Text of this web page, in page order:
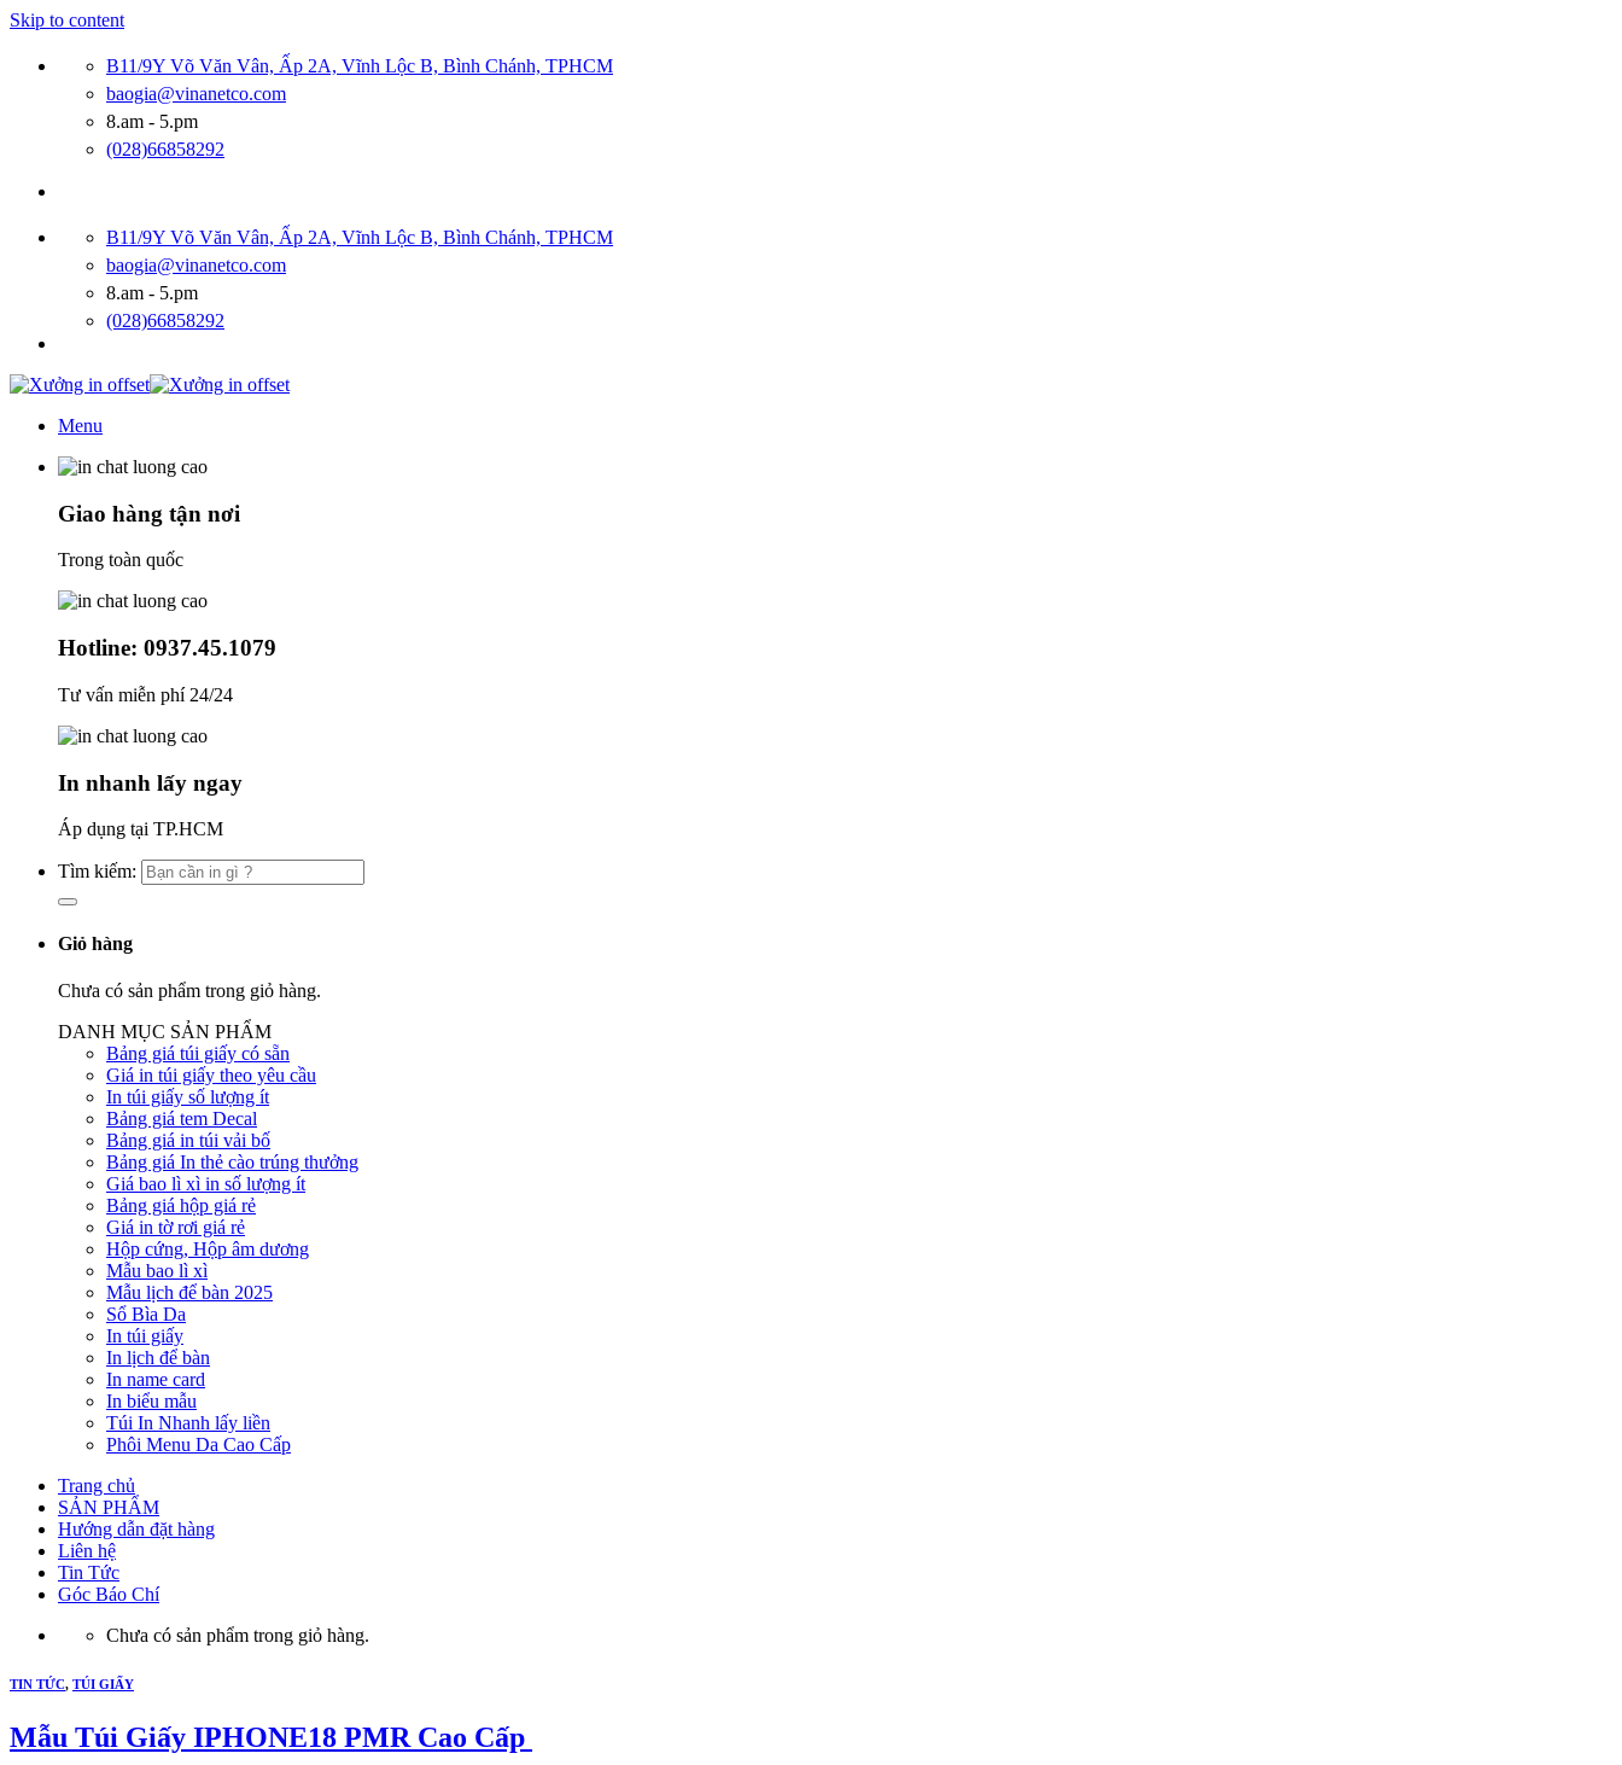
Skip to content
B11/9Y Võ Văn Vân, Ấp 2A, Vĩnh Lộc B, Bình Chánh, TPHCM
baogia@vinanetco.com
8.am - 5.pm
(028)66858292
B11/9Y Võ Văn Vân, Ấp 2A, Vĩnh Lộc B, Bình Chánh, TPHCM
baogia@vinanetco.com
8.am - 5.pm
(028)66858292
Menu
Giao hàng tận nơi
Trong toàn quốc
Hotline: 0937.45.1079
Tư vấn miễn phí 24/24
In nhanh lấy ngay
Áp dụng tại TP.HCM
Tìm kiếm:
Giỏ hàng
Chưa có sản phẩm trong giỏ hàng.
DANH MỤC SẢN PHẨM
Bảng giá túi giấy có sẵn
Giá in túi giấy theo yêu cầu
In túi giấy số lượng ít
Bảng giá tem Decal
Bảng giá in túi vải bố
Bảng giá In thẻ cào trúng thưởng
Giá bao lì xì in số lượng ít
Bảng giá hộp giá rẻ
Giá in tờ rơi giá rẻ
Hộp cứng, Hộp âm dương
Mẫu bao lì xì
Mẫu lịch để bàn 2025
Sổ Bìa Da
In túi giấy
In lịch để bàn
In name card
In biểu mẫu
Túi In Nhanh lấy liền
Phôi Menu Da Cao Cấp
Trang chủ
SẢN PHẨM
Hướng dẫn đặt hàng
Liên hệ
Tin Tức
Góc Báo Chí
Chưa có sản phẩm trong giỏ hàng.
TIN TỨC, TÚI GIẤY
Mẫu Túi Giấy IPHONE18 PMR Cao Cấp